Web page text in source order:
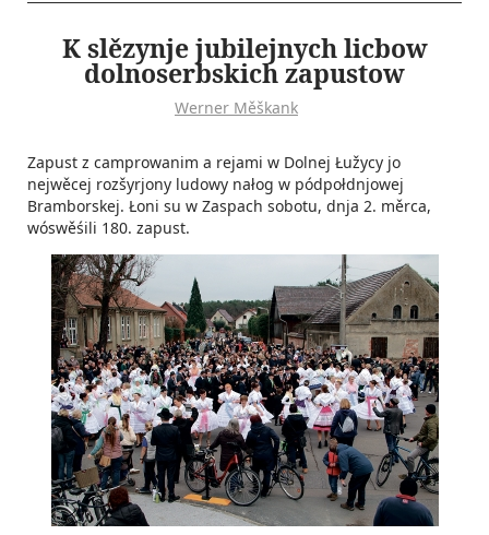
K slězynje jubilejnych licbow
dolnoserbskich zapustow
Werner Měškank
Zapust z camprowanim a rejami w Dolnej Łužycy jo
nejwěcej rozšyrjony ludowy nałog w pódpołdnjowej
Bramborskej. Łoni su w Zaspach sobotu, dnja 2. měrca,
wóswěśili 180. zapust.